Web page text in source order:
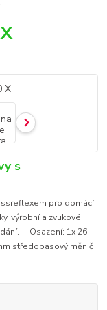
s
pro domácí
výrobní a zvukové
Osazení: 1x 26
středobasový měnič